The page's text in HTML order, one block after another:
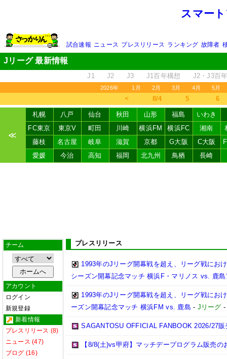
スマー
試合速報 ニュース プレスリリース ランキング 故障者
Jリーグ 最新情報
J1 J2 J3 J1百年構想 J2・J3百
2026年 1月 2月 3月 4月 5月
＜ 8/4 5 6
≪
札幌 八戸 仙台 秋田 山形 福島
いわき
FC東京
東京V 町田 川崎 横浜FM 横浜FC 湘南
藤枝
名古屋 岐阜 滋賀 京都 G大阪 C大阪
愛媛
今治 高知 福岡 北九州 鳥栖 長崎
チーム
アカウント
ログイン
新規登録
新着情報
プレスリリース (8)
ニュース (47)
ブログ (16)
プレスリリース
1993年のJリーグ開幕戦を超え、リーグ戦にお
シーズン開幕記念マッチ 横浜F・マリノス vs. 鹿
1993年のJリーグ開幕戦を超え、リーグ戦にお
ーズン開幕記念マッチ 横浜FM vs. 鹿島 - Jリーグ
SAGANTOSU OFFICIAL FANBOOK 2026/27販
【8/8(土)vs甲府】マッチデープログラム販売の